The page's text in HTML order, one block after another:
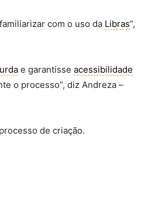
com o uso da Libras”,
e garantisse acessibilidade
o processo”, diz Andreza –
de criação.